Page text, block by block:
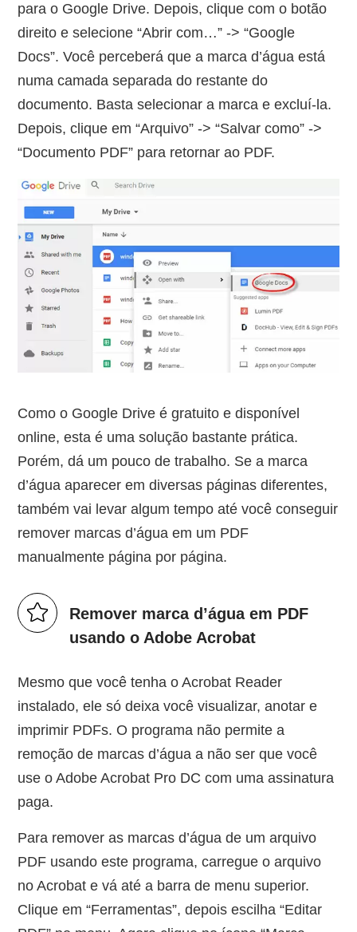
para o Google Drive. Depois, clique com o botão
direito e selecione “Abrir com…” -> “Google
Docs”. Você perceberá que a marca d’água está
numa camada separada do restante do
documento. Basta selecionar a marca e excluí-la.
Depois, clique em “Arquivo” -> “Salvar como” ->
“Documento PDF” para retornar ao PDF.
Como o Google Drive é gratuito e disponível
online, esta é uma solução bastante prática.
Porém, dá um pouco de trabalho. Se a marca
d’água aparecer em diversas páginas diferentes,
também vai levar algum tempo até você conseguir
remover marcas d’água em um PDF
manualmente página por página.
Remover marca d’água em PDF
usando o Adobe Acrobat
Mesmo que você tenha o Acrobat Reader
instalado, ele só deixa você visualizar, anotar e
imprimir PDFs. O programa não permite a
remoção de marcas d’água a não ser que você
use o Adobe Acrobat Pro DC com uma assinatura
paga.
Para remover as marcas d’água de um arquivo
PDF usando este programa, carregue o arquivo
no Acrobat e vá até a barra de menu superior.
Clique em “Ferramentas”, depois escilha “Editar